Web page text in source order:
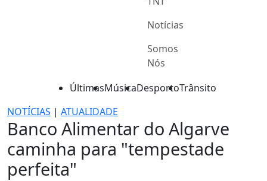
Notícias
Somos
Nós
ÚltimasMúsicaDesportoTrânsito
NOTÍCIAS | ATUALIDADE
Banco Alimentar do Algarve
caminha para "tempestade
perfeita"